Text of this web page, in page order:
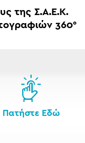
της Σ.Α.Ε.Κ.
360°
Πατήστε Εδώ